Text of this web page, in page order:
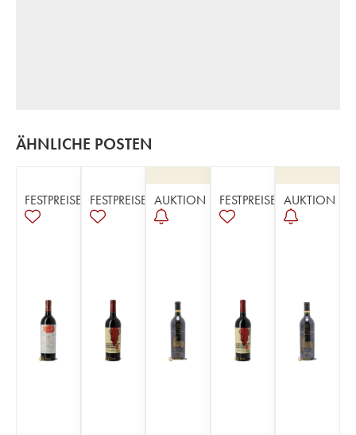
ÄHNLICHE POSTEN
FESTPREISE FESTPREISE AUKTION FESTPREISE AUKTION